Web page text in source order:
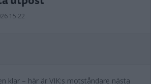
15.22